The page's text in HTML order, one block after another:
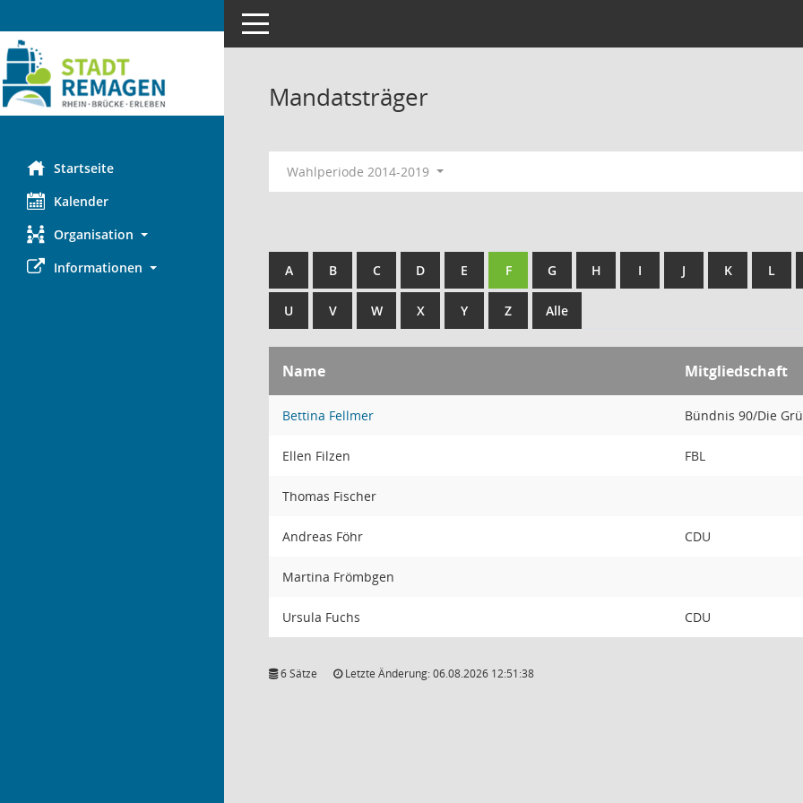
Startseite
Kalender
Organisation
Informationen
Toggle navigation
Mandatsträger
Wahlperiode 2014-2019
A B C D E F G H I J K L
U V W X Y Z Alle
Name Mitgliedschaft
Bettina Fellmer Bündnis 90/Die
Ellen Filzen FBL
Thomas Fischer
Andreas Föhr CDU
Martina Frömbgen
Ursula Fuchs CDU
6 Sätze Letzte Änderung: 06.08.2026 12:51:38